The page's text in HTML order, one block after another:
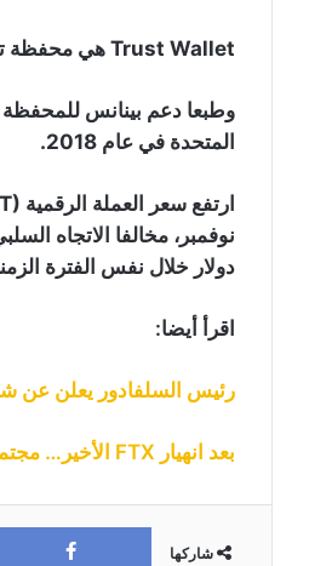
Trust Wallet هي محفظة تدعم العديد من العملات الرقمية المشفرة.
وطبعا دعم بينانس
المتحدة في عام 2018.
دولار خلال نفس الفترة
اقرأ أيضا:
رئيس السلفادور يعلن عن شراء 1 بيتكوين
بعد انهيار FTX الأخير… مجتمع الكريبتو يتخوف من امتداد شتاء الكريبتو
شاركها